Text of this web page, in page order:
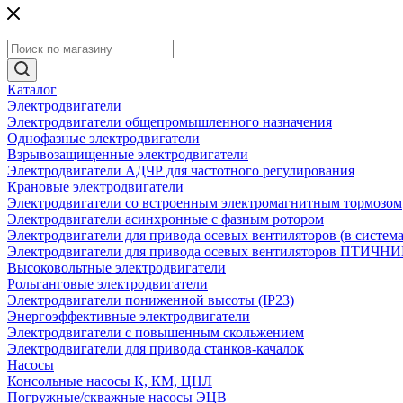
Каталог
Электродвигатели
Электродвигатели общепромышленного назначения
Однофазные электродвигатели
Взрывозащищенные электродвигатели
Электродвигатели АДЧР для частотного регулирования
Крановые электродвигатели
Электродвигатели со встроенным электромагнитным тормозом
Электродвигатели асинхронные с фазным ротором
Электродвигатели для привода осевых вентиляторов (в
Электродвигатели для привода осевых вентиляторов
Высоковольтные электродвигатели
Рольганговые электродвигатели
Электродвигатели пониженной высоты (IP23)
Энергоэффективные электродвигатели
Электродвигатели с повышенным скольжением
Электродвигатели для привода станков-качалок
Насосы
Консольные насосы К, КМ, ЦНЛ
Погружные/скважные насосы ЭЦВ